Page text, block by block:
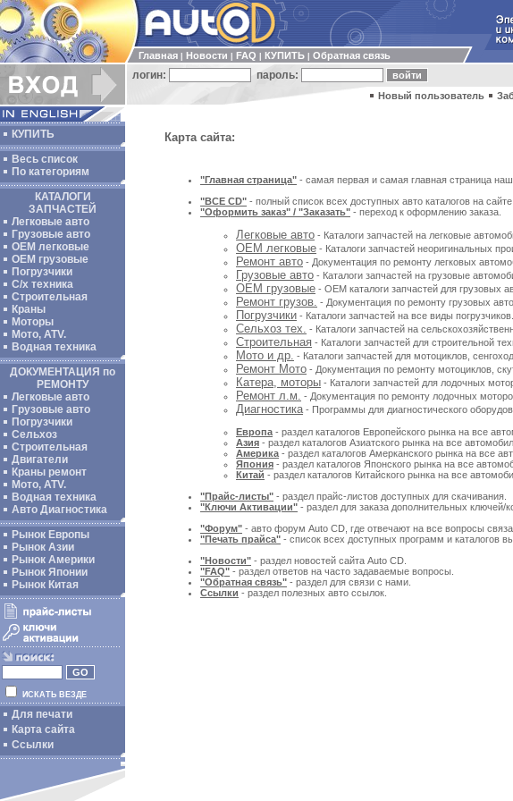
Главная Новости FAQ КУПИТЬ Обратная связь
логин: пароль:
Новый пользователь
КУПИТЬ
Весь список
По категориям
КАТАЛОГИ
ЗАПЧАСТЕЙ
Легковые авто
Грузовые авто
ОЕМ легковые
OEM грузовые
Погрузчики
С/х техника
Строительная
Краны
Моторы
Мото, ATV.
Водная техника
ДОКУМЕНТАЦИЯ по
РЕМОНТУ
Легковые авто
Грузовые авто
Погрузчики
Сельхоз
Строительная
Двигатели
Краны ремонт
Мото, ATV.
Водная техника
Авто Диагностика
Рынок Европы
Рынок Азии
Рынок Америки
Рынок Японии
Рынок Китая
ИСКАТЬ ВЕЗДЕ
Для печати
Карта сайта
Ссылки
Карта сайта:
"Главная страница" - самая первая и самая главная страница
"ВСЕ CD" - полный список всех доступных авто каталогов на
"Оформить заказ" / "Заказать" - переход к оформлению заказа.
Легковые авто - Каталоги запчастей на легковые
ОЕМ легковые - Каталоги запчастей неоригинальных
Ремонт авто - Документация по ремонту легковых
Грузовые авто - Каталоги запчастей на грузовые
OEM грузовые - OEM каталоги запчастей для грузовых
Ремонт грузов. - Документация по ремонту грузовых
Погрузчики - Каталоги запчастей на все виды погрузчиков.
Сельхоз тех. - Каталоги запчастей на
Строительная - Каталоги запчастей для строительной
Мото и др. - Каталоги запчастей для мотоциклов,
Ремонт Мото - Документация по ремонту мотоциклов,
Катера, моторы - Каталоги запчастей для лодочных
Ремонт л.м. - Документация по ремонту лодочных
Диагностика - Программы для диагностического
Европа - раздел каталогов Европейского рынка на все
Азия - раздел каталогов Азиатского рынка на все
Америка - раздел каталогов Амерканского рынка на все
Япония - раздел каталогов Японского рынка на все
Китай - раздел каталогов Китайского рынка на все
"Прайс-листы" - раздел прайс-листов доступных для скачивания.
"Ключи Активации" - раздел для заказа дополнительных ключей/
"Форум" - авто форум Auto CD, где отвечают на все вопросы
"Печать прайса" - список всех доступных программ и каталогов
"Новости" - раздел новостей сайта Auto CD.
"FAQ" - раздел ответов на часто задаваемые вопросы.
"Обратная связь" - раздел для связи с нами.
Ссылки - раздел полезных авто ссылок.